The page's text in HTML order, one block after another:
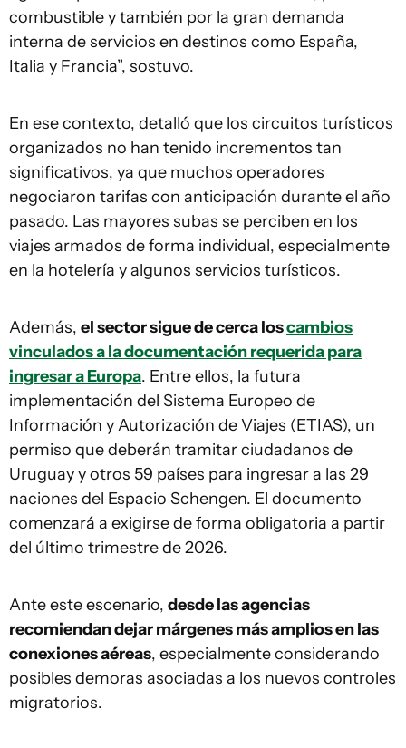
combustible y también por la gran demanda
interna de servicios en destinos como España,
Italia y Francia”, sostuvo.
En ese contexto, detalló que los circuitos turísticos
organizados no han tenido incrementos tan
significativos, ya que muchos operadores
negociaron tarifas con anticipación durante el año
pasado. Las mayores subas se perciben en los
viajes armados de forma individual, especialmente
en la hotelería y algunos servicios turísticos.
Además, el sector sigue de cerca loscambios
vinculados a la documentación requerida para
ingresar a Europa. Entre ellos, la futura
implementación del Sistema Europeo de
Información y Autorización de Viajes (ETIAS), un
permiso que deberán tramitar ciudadanos de
Uruguay y otros 59 países para ingresar a las 29
naciones del Espacio Schengen. El documento
comenzará a exigirse de forma obligatoria a partir
del último trimestre de 2026.
Ante este escenario, desde las agencias
recomiendan dejar márgenes más amplios en las
conexiones aéreas, especialmente considerando
posibles demoras asociadas a los nuevos controles
migratorios.